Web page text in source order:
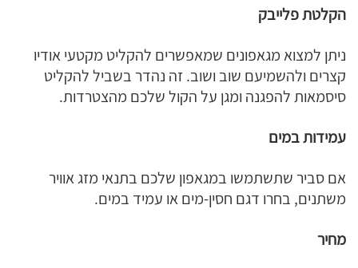
הקלטת פלייבק
ניתן למצוא מגאפונים שמאפשרים להקליט מקטעי אודיו
קצרים ולהשמיעם שוב ושוב. זה נהדר בשביל להקליט
סיסמאות להפגנה ומגן על הקול שלכם מהצטרדות.
עמידות במים
אם סביר שתשתמשו במגאפון שלכם בתנאי מזג אוויר
משתנים, בחרו דגם חסין-מים או עמיד במים.
מחיר